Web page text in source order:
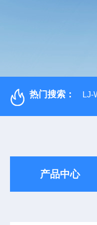
热门搜索： LJ-
产品中心